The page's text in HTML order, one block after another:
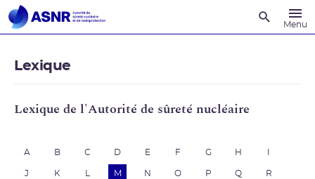
Menu
Lexique
Lexique de l'Autorité de sûreté nucléaire
A B C D E F G H
J K M N O P Q R